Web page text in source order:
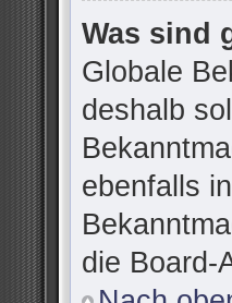
Was sind
Globale
deshalb
ebenfalls
die Board-